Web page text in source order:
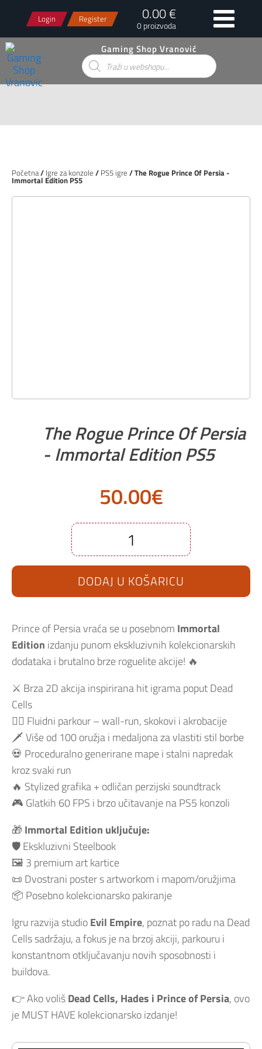
Login Register 0.00 €
0 proizvoda
Gaming Shop Vranović
Products
search
Početna/ Igre za konzole / PS5 igre / The Rogue Prince Of Persia -
Immortal Edition PS5
The Rogue Prince Of Persia
- Immortal Edition PS5
50.00€
Rogue
Prince
Persia
-
Immortal
DODAJ U KOŠARICU
Prince of Persia vraća se u posebnom Immortal
Edition izdanju punom ekskluzivnih kolekcionarskih
dodataka i brutalno brze roguelite akcije! 🔥
⚔️ Brza 2D akcija inspirirana hit igrama poput Dead
Cells
🏃‍♂️ Fluidni parkour – wall-run, skokovi i akrobacije
🗡️ Više od 100 oružja i medaljona za vlastiti stil borbe
💀 Proceduralno generirane mape i stalni napredak
kroz svaki run
🔥 Stylized grafika + odličan perzijski soundtrack
🎮 Glatkih 60 FPS i brzo učitavanje na PS5 konzoli
🎁 Immortal Edition uključuje:
🛡️ Ekskluzivni Steelbook
🖼️ 3 premium art kartice
📜 Dvostrani poster s artworkom i mapom/oružjima
📦 Posebno kolekcionarsko pakiranje
Igru razvija studioEvil Empire, poznat po radu na Dead
Cells sadržaju, a fokus je na brzoj akciji, parkouru i
konstantnom otključavanju novih sposobnosti i
buildova.
👉 Ako volišDead Cells, Hades i Prince of Persia, ovo
je MUST HAVE kolekcionarsko izdanje!